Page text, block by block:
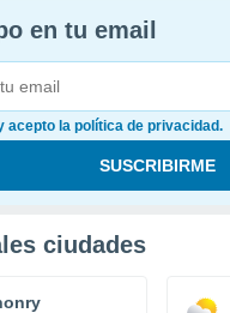
en tu email
acepto la política de privacidad.
ciudades